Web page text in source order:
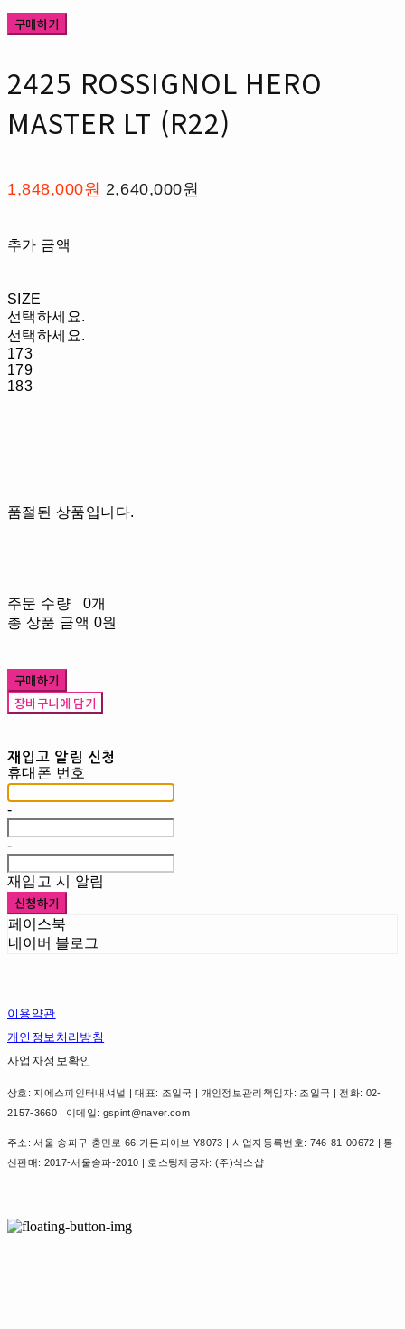
구매하기
2425 ROSSIGNOL HERO
MASTER LT (R22)
1,848,000원 2,640,000원
추가 금액
SIZE
선택하세요.
선택하세요.
173
179
183
품절된 상품입니다.
주문 수량
0개
총 상품 금액 0원
구매하기
장바구니에 담기
재입고 알림 신청
휴대폰 번호
-
-
재입고 시 알림
신청하기
페이스북
네이버 블로그
이용약관
개인정보처리방침
사업자정보확인
상호: 지에스피인터내셔널 | 대표: 조일국 | 개인정보관리책임자: 조일국 | 전화: 02-
2157-3660 | 이메일: gspint@naver.com
주소: 서울 송파구 충민로 66 가든파이브 Y8073 | 사업자등록번호: 746-81-00672 | 통
신판매: 2017-서울송파-2010 | 호스팅제공자: (주)식스샵